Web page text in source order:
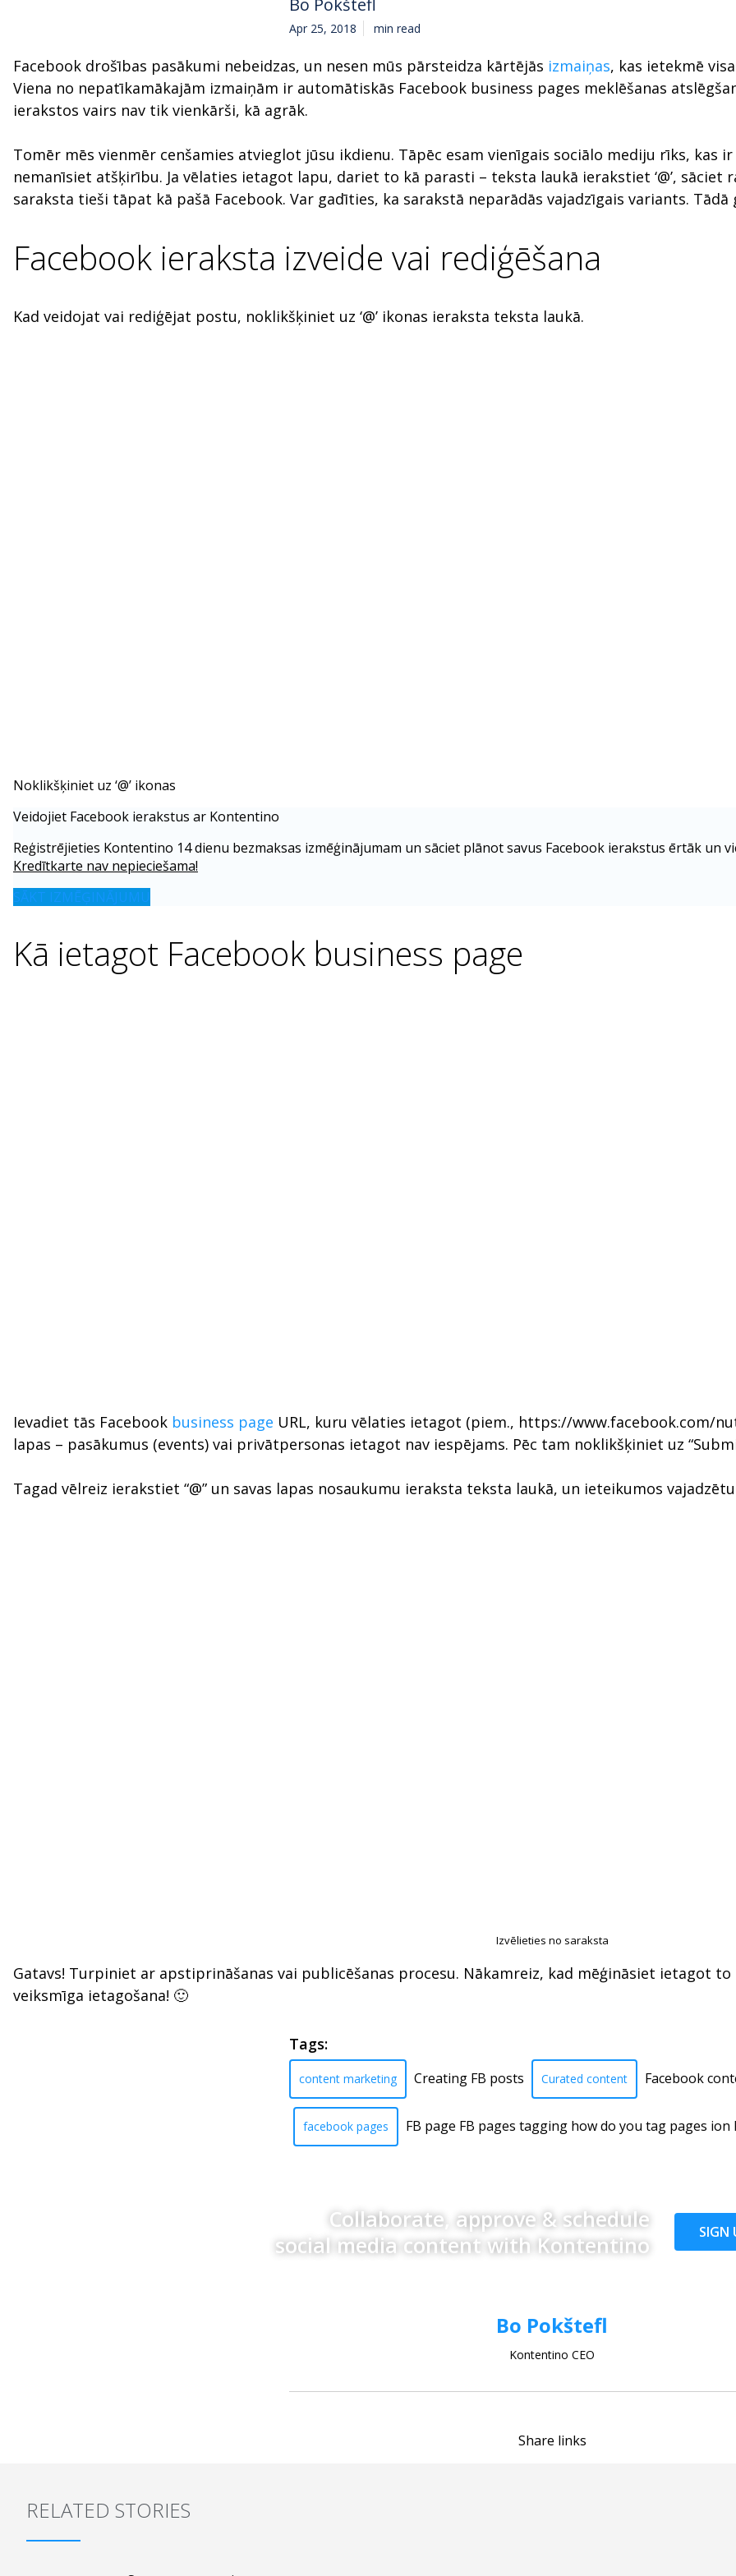
Bo Pokštefl
Apr 25, 2018 min read
Facebook drošības pasākumi nebeidzas, un nesen mūs pārsteidza kārtējās izmaiņas, kas ietekmē
Viena no nepatīkamākajām izmaiņām ir automātiskās Facebook business pages meklēšanas
ierakstos vairs nav tik vienkārši, kā agrāk.
Tomēr mēs vienmēr cenšamies atvieglot jūsu ikdienu. Tāpēc esam vienīgais sociālo mediju rīks, kas
nemanīsiet atšķirību. Ja vēlaties ietagot lapu, dariet to kā parasti – teksta laukā ierakstiet ‘@’,
saraksta tieši tāpat kā pašā Facebook. Var gadīties, ka sarakstā neparādās vajadzīgais variants.
Facebook ieraksta izveide vai rediģēšana
Kad veidojat vai rediģējat postu, noklikšķiniet uz ‘@’ ikonas ieraksta teksta laukā.
Noklikšķiniet uz ‘@’ ikonas
Veidojiet Facebook ierakstus ar Kontentino
Reģistrējieties Kontentino 14 dienu bezmaksas izmēģinājumam un sāciet plānot savus Facebook ierakstus ērtāk un
Kredītkarte nav nepieciešama!
SĀKT IZMĒĢINĀJUMU
Kā ietagot Facebook business page
Ievadiet tās Facebook business page URL, kuru vēlaties ietagot (piem., https://www.facebook.com/
lapas – pasākumus (events) vai privātpersonas ietagot nav iespējams. Pēc tam noklikšķiniet uz
Tagad vēlreiz ierakstiet “@” un savas lapas nosaukumu ieraksta teksta laukā, un ieteikumos
Izvēlieties no saraksta
Gatavs! Turpiniet ar apstiprināšanas vai publicēšanas procesu. Nākamreiz, kad mēģināsiet ietagot
veiksmīga ietagošana! 🙂
Tags:
content marketing Creating FB posts Curated content Facebook
facebook pages FB page FB pages tagging how do you tag pages ion
Collaborate, approve & schedule
social media content with Kontentino
SIGN
Bo Pokštefl
Kontentino CEO
Share links
RELATED STORIES